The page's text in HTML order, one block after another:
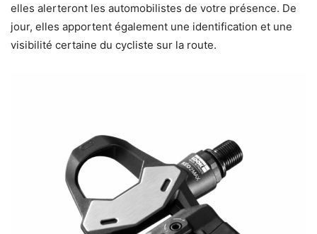
elles alerteront les automobilistes de votre présence. De
jour, elles apportent également une identification et une
visibilité certaine du cycliste sur la route.